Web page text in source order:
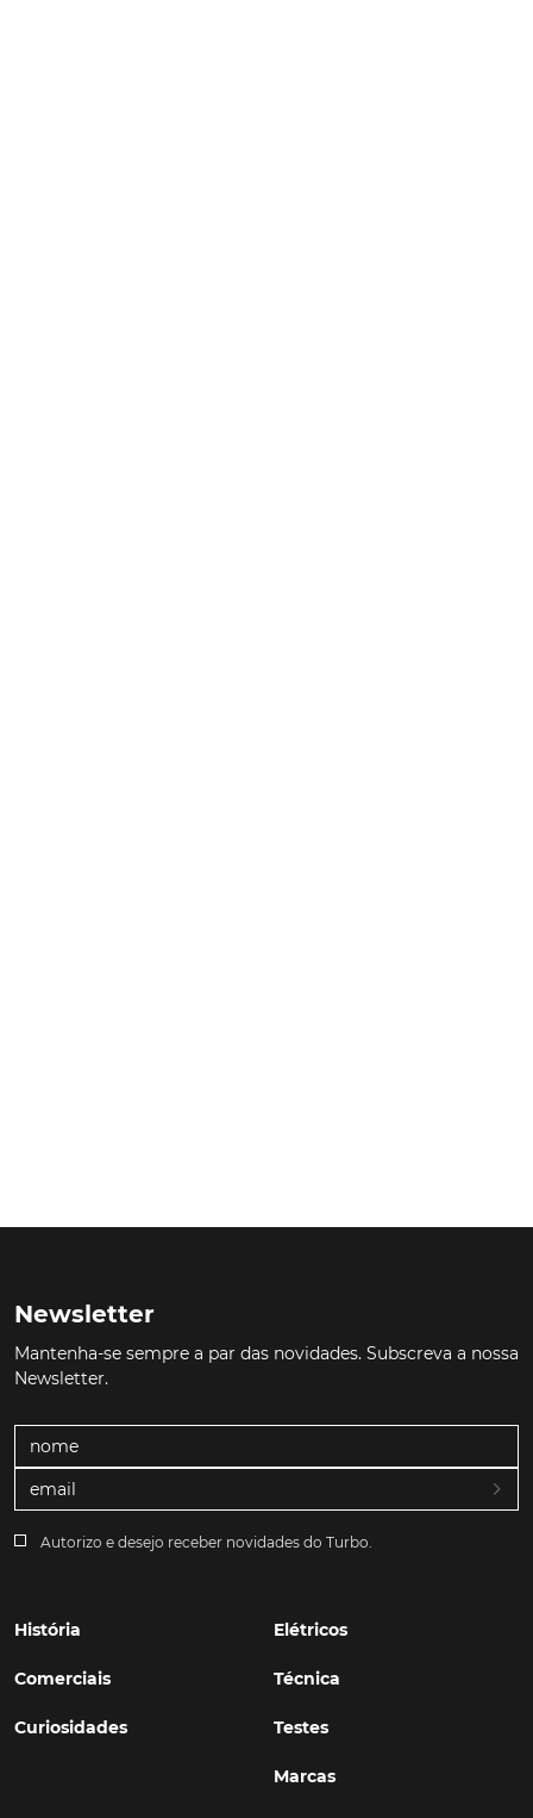
Newsletter
Mantenha-se sempre a par das novidades. Subscreva a nossa
Newsletter.
Autorizo e desejo receber novidades do Turbo.
História
Comerciais
Curiosidades
Elétricos
Técnica
Testes
Marcas